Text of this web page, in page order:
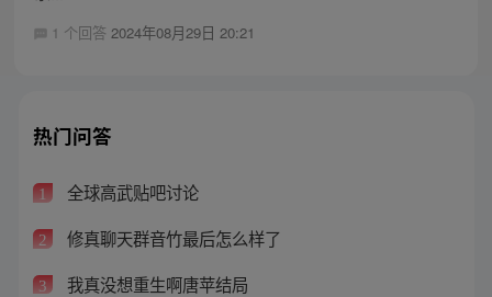
1 个回答 2024年08月29日 20:21
热门问答
1 全球高武贴吧讨论
2 修真聊天群音竹最后怎么样了
3 我真没想重生啊唐苹结局